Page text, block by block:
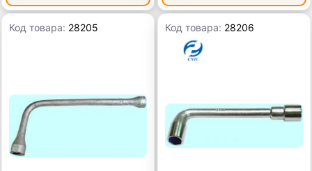
Код товара: 28205 Код товара: 28206